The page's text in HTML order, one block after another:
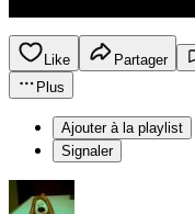
Like Partager
Plus
Ajouter à la playlist
Signaler